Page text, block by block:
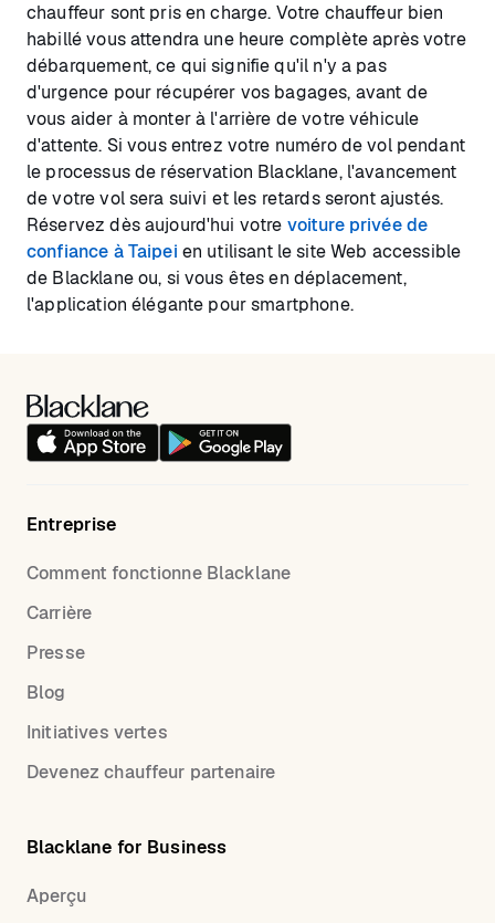
chauffeur sont pris en charge. Votre chauffeur bien
habillé vous attendra une heure complète après votre
débarquement, ce qui signifie qu'il n'y a pas
d'urgence pour récupérer vos bagages, avant de
vous aider à monter à l'arrière de votre véhicule
d'attente. Si vous entrez votre numéro de vol pendant
le processus de réservation Blacklane, l'avancement
de votre vol sera suivi et les retards seront ajustés.
Réservez dès aujourd'hui votre voiture privée de
confiance à Taipei en utilisant le site Web accessible
de Blacklane ou, si vous êtes en déplacement,
l'application élégante pour smartphone.
Entreprise
Comment fonctionne Blacklane
Carrière
Presse
Blog
Initiatives vertes
Devenez chauffeur partenaire
Blacklane for Business
Aperçu